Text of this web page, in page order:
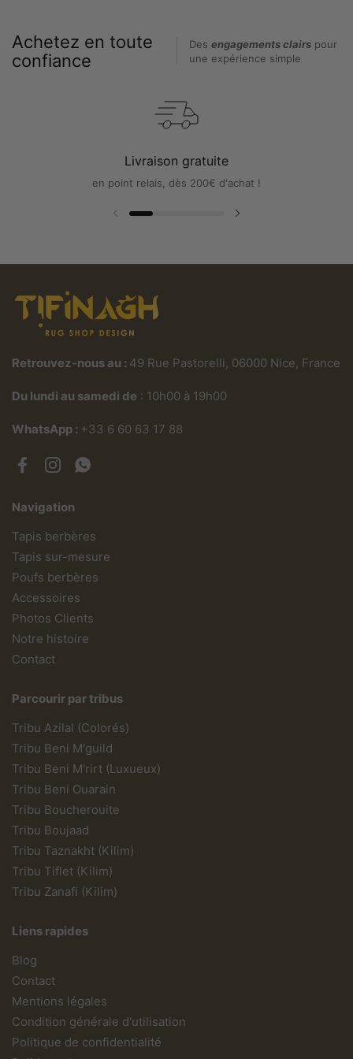
Achetez en toute
confiance
Des engagements clairs pour
une expérience simple
Livraison gratuite
en point relais, dès 200€ d'achat !
Diapositive précédente
Retrouvez-nous au : 49 Rue Pastorelli, 06000 Nice, France
Du lundi au samedi de : 10h00 à 19h00
WhatsApp : +33 6 60 63 17 88
FacebookInstagramWhatsApp
Navigation
Tapis berbères
Tapis sur-mesure
Poufs berbères
Accessoires
Photos Clients
Notre histoire
Contact
Parcourir par tribus
Tribu Azilal (Colorés)
Tribu Beni M'guild
Tribu Beni M'rirt (Luxueux)
Tribu Beni Ouarain
Tribu Boucherouite
Tribu Boujaad
Tribu Taznakht (Kilim)
Tribu Tiflet (Kilim)
Tribu Zanafi (Kilim)
Liens rapides
Blog
Contact
Mentions légales
Condition générale d'utilisation
Politique de confidentialité